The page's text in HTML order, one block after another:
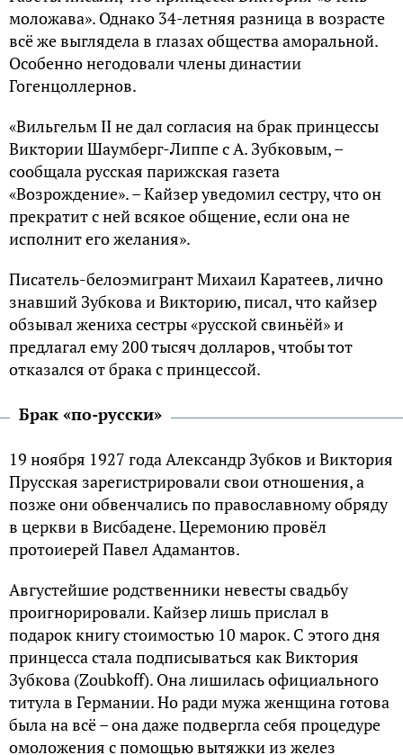
моложава». Однако 34-летняя разница в возрасте
всё же выглядела в глазах общества аморальной.
Особенно негодовали члены династии
Гогенцоллернов.
«Вильгельм II не дал согласия на брак принцессы
Виктории Шаумберг-Липпе с А. Зубковым, –
сообщала русская парижская газета
«Возрождение». – Кайзер уведомил сестру, что он
прекратит с ней всякое общение, если она не
исполнит его желания».
Писатель-белоэмигрант Михаил Каратеев, лично
знавший Зубкова и Викторию, писал, что кайзер
обзывал жениха сестры «русской свиньёй» и
предлагал ему 200 тысяч долларов, чтобы тот
отказался от брака с принцессой.
Брак «по-русски»
19 ноября 1927 года Александр Зубков и Виктория
Прусская зарегистрировали свои отношения, а
позже они обвенчались по православному обряду
в церкви в Висбадене. Церемонию провёл
протоиерей Павел Адамантов.
Августейшие родственники невесты свадьбу
проигнорировали. Кайзер лишь прислал в
подарок книгу стоимостью 10 марок. С этого дня
принцесса стала подписываться как Виктория
Зубкова (Zoubkoff). Она лишилась официального
титула в Германии. Но ради мужа женщина готова
была на всё – она даже подвергла себя процедуре
омоложения с помощью вытяжки из желез